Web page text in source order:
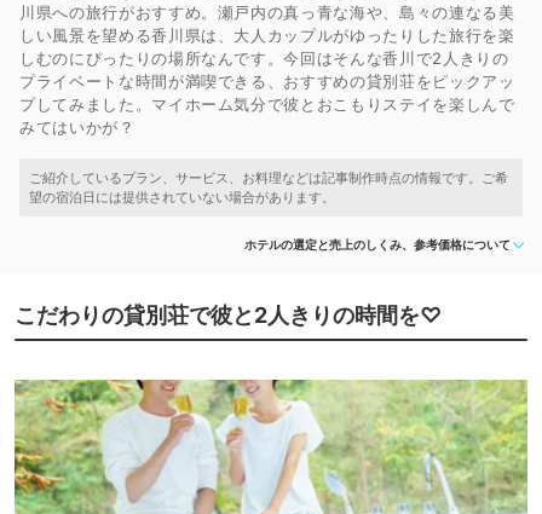
川県への旅行がおすすめ。瀬戸内の真っ青な海や、島々の連なる美
しい風景を望める香川県は、大人カップルがゆったりした旅行を楽
しむのにぴったりの場所なんです。今回はそんな香川で2人きりの
プライベートな時間が満喫できる、おすすめの貸別荘をピックアッ
プしてみました。マイホーム気分で彼とおこもりステイを楽しんで
みてはいかが？
ホテルの選定と売上のしくみ、参考価格について
こだわりの貸別荘で彼と2人きりの時間を♡